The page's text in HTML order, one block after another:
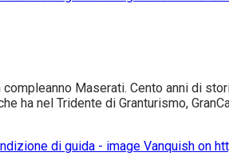
compleanno Maserati. Cento anni di
ha nel Tridente di Granturismo,